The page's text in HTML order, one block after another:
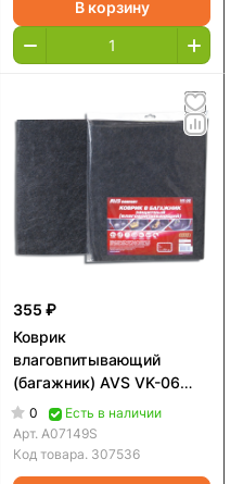
В корзину
355 ₽
Коврик
влаговпитывающий
(багажник) AVS VK-06
(100х80 см) 1 шт.
0
Есть в наличии
Арт. A07149S
Код товара. 307536